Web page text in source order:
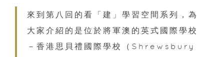
來到第八回的看「建」學習空間系列，為
大家介紹的是位於將軍澳的英式國際學校
－香港思貝禮國際學校（Shrewsbury